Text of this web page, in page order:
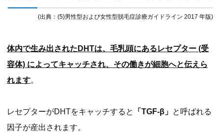
(出典：(5)男性型および女性型脱毛症診療ガイドライン 2017 年版)
体内で生み出されたDHTは、毛乳頭にあるレセプター (受
容体) によってキャッチされ、その働きが細胞へと伝えら
れます。
レセプターがDHTをキャッチすると 「TGF-β」 と呼ばれる
因子が産出されます。